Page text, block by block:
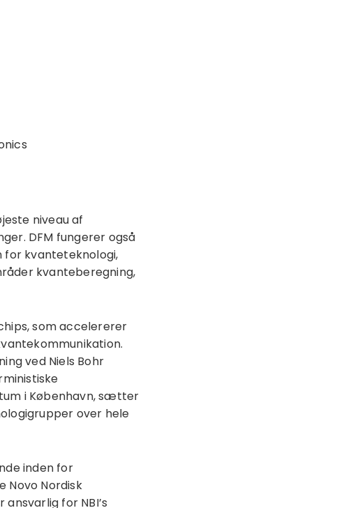
niveau af
DFM fungerer også
for kvanteteknologi,
kvanteberegning,
som accelererer
ved Niels Bohr
i København, sætter
over hele
inden for
Novo Nordisk
for NBI’s